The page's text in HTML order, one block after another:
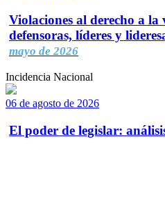
Violaciones al derecho a la
defensoras, líderes y
mayo de 2026
Incidencia Nacional
06 de agosto de 2026
El poder de legislar: